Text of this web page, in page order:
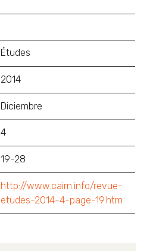
Études
2014
Diciembre
4
19-28
http://www.cairn.info/revue-
etudes-2014-4-page-19.htm